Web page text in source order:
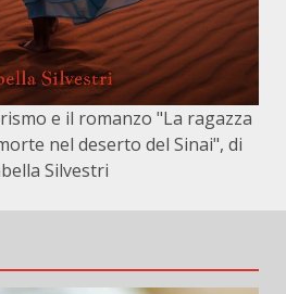
e il romanzo "La ragazza
nel deserto del Sinai", di
Silvestri